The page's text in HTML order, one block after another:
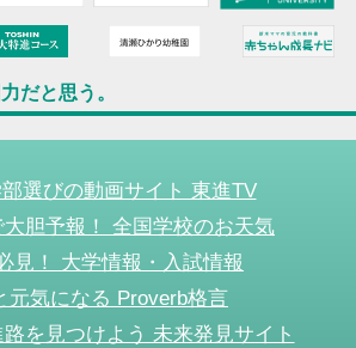
だと思う。
選びの動画サイト 東進TV
胆予報！ 全国学校のお天気
見！ 大学情報・入試情報
元気になる Proverb格言
を見つけよう 未来発見サイト